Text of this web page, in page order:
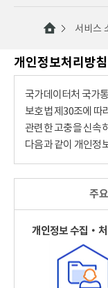
서비스
개인정보처리방침
국가데이터처 국가
보호법 제30조에 따
관련한 고충을 신속
다음과 같이 개인정
주
개인정보 수집‧